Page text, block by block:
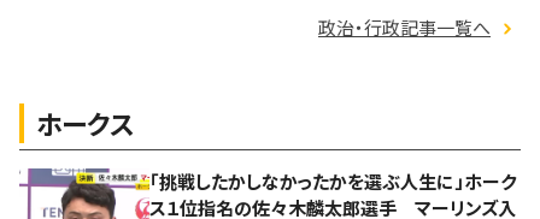
政治・行政記事一覧へ
ホークス
「挑戦したかしなかったかを選ぶ人生に」ホーク
ス１位指名の佐々木麟太郎選手 マーリンズ入